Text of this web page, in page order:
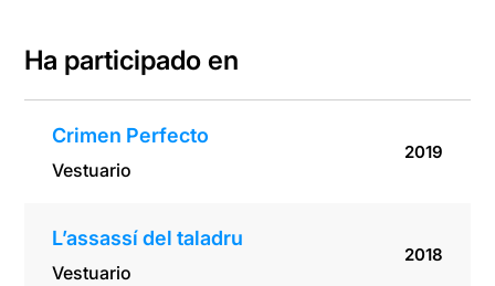
Ha participado en
Crimen Perfecto
Vestuario
2019
L’assassí del taladru
Vestuario
2018